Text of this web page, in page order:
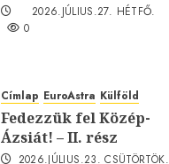
2026.JÚLIUS.27. HÉTFŐ.
0
Címlap EuroAstra Külföld
Fedezzük fel Közép-
Ázsiát! – II. rész
2026.JÚLIUS.23. CSÜTÖRTÖK.